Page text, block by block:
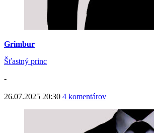
Grimbur
Šťastný princ
-
26.07.2025 20:30 4 komentárov